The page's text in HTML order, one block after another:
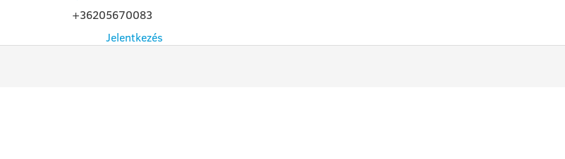
+36205670083
Jelentkezés